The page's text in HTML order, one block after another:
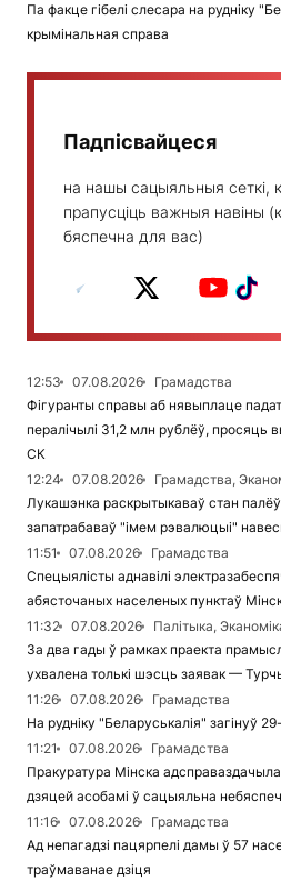
Па факце гібелі слесара на рудніку
крымінальная справа
Падпісвайцеся
на нашы сацыяльныя сеткі,
прапусціць важныя навіны
бяспечна для вас)
12:53 07.08.2026
Грамадства
Фігуранты справы аб нявыплаце
пералічылі 31,2 млн рублёў, просяць
СК
12:24
07.08.2026
Грамадства,
Лукашэнка раскрытыкаваў стан палёў
запатрабаваў "імем рэвалюцыі"
11:51
07.08.2026
Грамадства
Спецыялісты аднавілі
абясточаных населеных пунктаў
11:32
07.08.2026
Палітыка,
За два гады ў рамках праекта
ухвалена толькі шэсць заявак —
11:26
07.08.2026
Грамадства
На рудніку "Беларуськалія" загінуў
11:21
07.08.2026
Грамадства
Пракуратура Мінска
дзяцей асобамі ў сацыяльна
11:16
07.08.2026
Грамадства
Ад непагадзі пацярпелі дамы ў 57
траўмаванае дзіця